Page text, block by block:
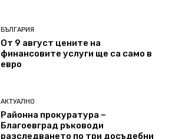
БЪЛГАРИЯ
От 9 август цените на
финансовите услуги ще са само в
евро
АКТУАЛНО
Районна прокуратура –
Благоевград ръководи
разследването по три досъдебни